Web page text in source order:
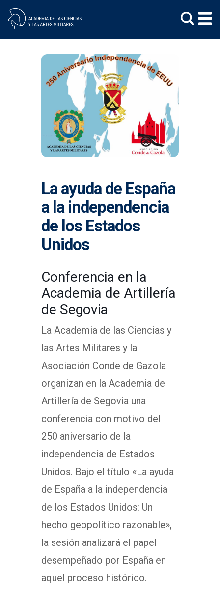
La ayuda de España
a la independencia
de los Estados
Unidos
Conferencia en la
Academia de Artillería
de Segovia
La Academia de las Ciencias y
las Artes Militares y la
Asociación Conde de Gazola
organizan en la Academia de
Artillería de Segovia una
conferencia con motivo del
250 aniversario de la
independencia de Estados
Unidos. Bajo el título «La ayuda
de España a la independencia
de los Estados Unidos: Un
hecho geopolítico razonable»,
la sesión analizará el papel
desempeñado por España en
aquel proceso histórico.